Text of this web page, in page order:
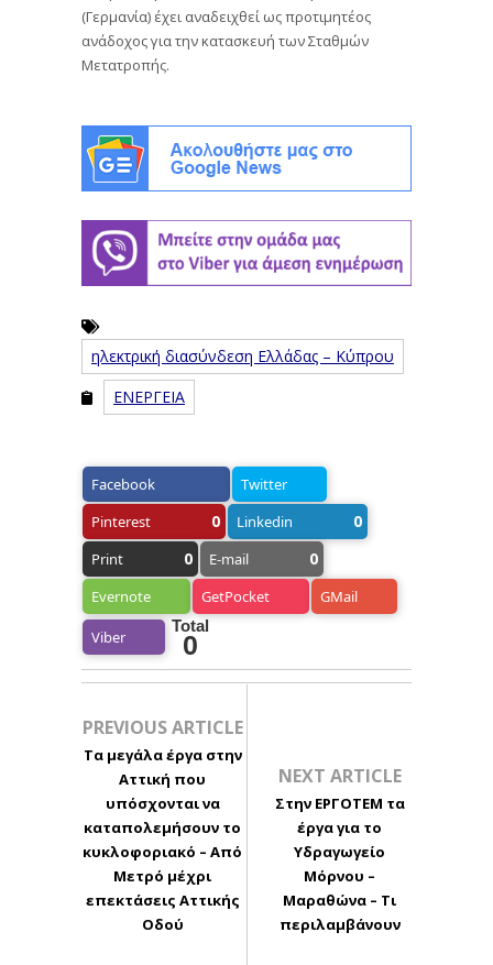
(Γερμανία) έχει αναδειχθεί ως προτιμητέος
ανάδοχος για την κατασκευή των Σταθμών
Μετατροπής.
ηλεκτρική διασύνδεση Ελλάδας – Κύπρου
ΕΝΕΡΓΕΙΑ
Facebook
Twitter
Pinterest
0 Linkedin 0
Print 0 E-mail 0
Evernote GetPocket GMail
Viber
Total
0
PREVIOUS ARTICLE
Τα μεγάλα έργα στην
Αττική που
υπόσχονται να
καταπολεμήσουν το
κυκλοφοριακό – Από
Μετρό μέχρι
επεκτάσεις Αττικής
Οδού
NEXT ARTICLE
Στην ΕΡΓΟΤΕΜ τα
έργα για το
Υδραγωγείο
Μόρνου –
Μαραθώνα – Τι
περιλαμβάνουν